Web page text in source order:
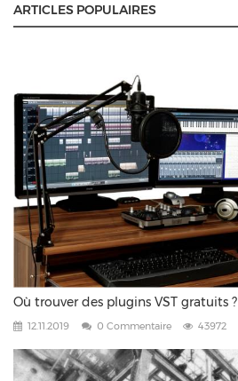
ARTICLES POPULAIRES
Où trouver des plugins VST gratuits ?
12.11.2019 0 Commentaire 43972